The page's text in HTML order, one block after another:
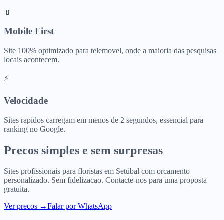
📱
Mobile First
Site 100% optimizado para telemovel, onde a maioria das pesquisas
locais acontecem.
⚡
Velocidade
Sites rapidos carregam em menos de 2 segundos, essencial para
ranking no Google.
Precos simples e sem surpresas
Sites profissionais para floristas em Setúbal com orcamento
personalizado. Sem fidelizacao. Contacte-nos para uma proposta
gratuita.
Ver precos →Falar por WhatsApp